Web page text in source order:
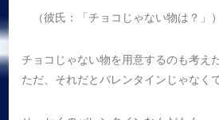
（彼氏：「チョコじゃない物は？」）
チョコじゃない物を用意するのも考えた
ただ、それだとバレンタインじゃなく